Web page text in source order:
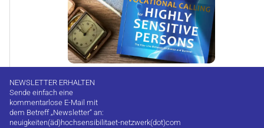
NEWSLETTER ERHALTEN
Sende einfach eine
kommentarlose E-Mail mit
dem Betreff „Newsletter“ an:
neuigkeiten(äd)hochsensibilitaet-netzwerk(dot)com